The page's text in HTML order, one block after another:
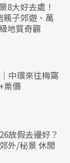
8大好去處！
親子郊遊、萬
地質奇觀
中環來往梅窩
票價
放假去邊好？
外/秘景 休閒